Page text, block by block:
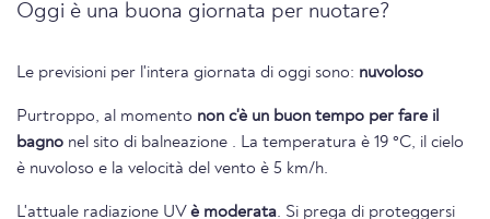
Oggi è una buona giornata per nuotare?
Le previsioni per l'intera giornata di oggi sono: nuvoloso
Purtroppo, al momento non c'è un buon tempo per fare il
bagno nel sito di balneazione . La temperatura è 19 °C, il cielo
è nuvoloso e la velocità del vento è 5 km/h.
L'attuale radiazione UV è moderata. Si prega di proteggersi